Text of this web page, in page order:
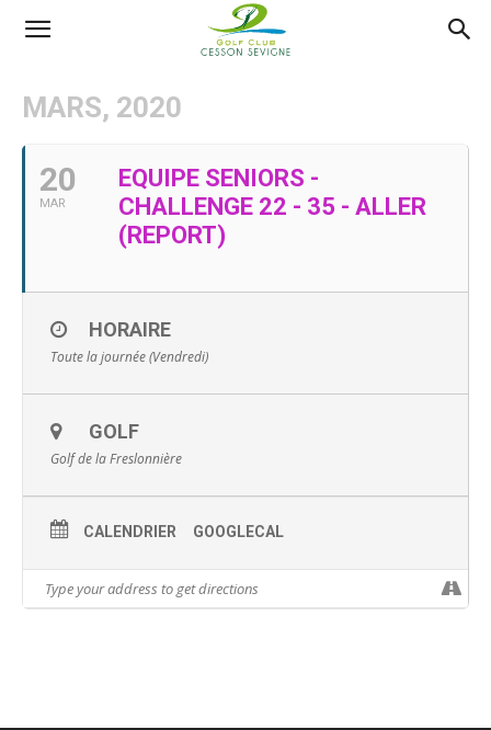
MARS, 2020
20
MAR
EQUIPE SENIORS -
CHALLENGE 22 - 35 - ALLER
(REPORT)
HORAIRE
Toute la journée (Vendredi)
GOLF
Golf de la Freslonnière
CALENDRIER GOOGLECAL